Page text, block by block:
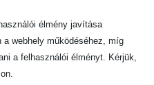
megoldást jelent
akkor fogadjuk el,
méltányos.
élmény javítása
a webhely működéséhez, míg
a felhasználói élményt. Kérjük,